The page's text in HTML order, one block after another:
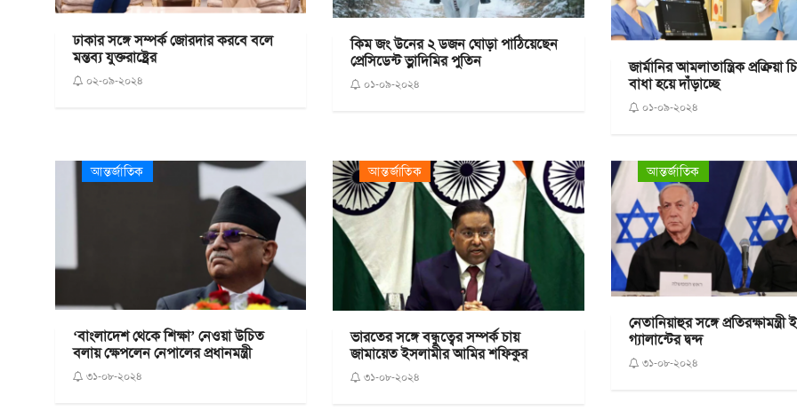
ঢাকার সঙ্গে সম্পর্ক জোরদার করবে বলে
মন্তব্য যুক্তরাষ্ট্রের
০২-০৯-২০২৪
কিম জং উনের ২ ডজন ঘোড়া পাঠিয়েছেন
প্রেসিডেন্ট ভ্লাদিমির পুতিন
০১-০৯-২০২৪
জার্মানির আমলাতান্ত্রিক প্রক্রিয়া
বাধা হয়ে দাঁড়াচ্ছে
০১-০৯-২০২৪
আন্তর্জাতিক
‘বাংলাদেশ থেকে শিক্ষা’ নেওয়া উচিত
বলায় ক্ষেপলেন নেপালের প্রধানমন্ত্রী
৩১-০৮-২০২৪
আন্তর্জাতিক
ভারতের সঙ্গে বন্ধুত্বের সম্পর্ক চায়
জামায়েত ইসলামীর আমির শফিকুর
৩১-০৮-২০২৪
আন্তর্জাতিক
নেতানিয়াহুর সঙ্গে প্রতিরক্ষামন্ত্রী
গ্যালান্টের দ্বন্দ
৩১-০৮-২০২৪